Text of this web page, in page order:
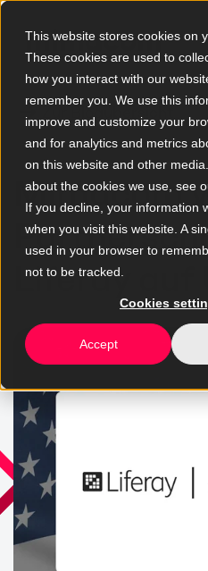
This website stores cookies on
These cookies are used to
how you interact with our
remember you. We use this
improve and customize your
and for analytics and metrics
on this website and other
about the cookies we use, see
If you decline, your information
when you visit this website. A
used in your browser to
not to be tracked.
Cookies
Accept
Zur Blogübersicht
Mimacom
Liferay auf